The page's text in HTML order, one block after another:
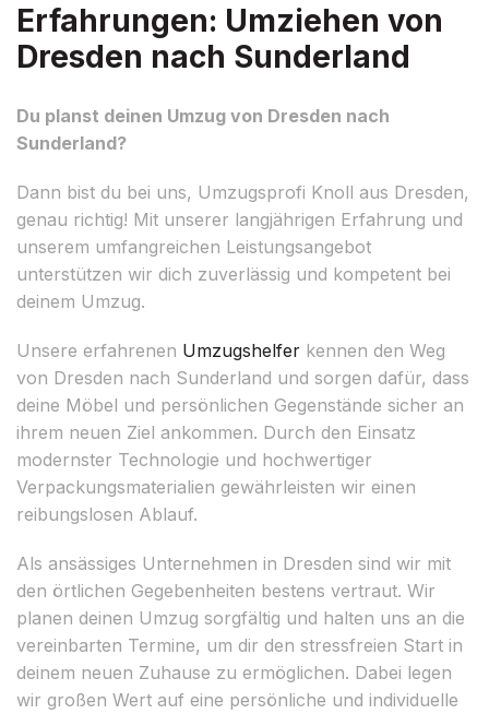
Erfahrungen: Umziehen von
Dresden nach Sunderland
Du planst deinen Umzug von Dresden nach
Sunderland?
Dann bist du bei uns, Umzugsprofi Knoll aus Dresden,
genau richtig! Mit unserer langjährigen Erfahrung und
unserem umfangreichen Leistungsangebot
unterstützen wir dich zuverlässig und kompetent bei
deinem Umzug.
Unsere erfahrenen Umzugshelfer kennen den Weg
von Dresden nach Sunderland und sorgen dafür, dass
deine Möbel und persönlichen Gegenstände sicher an
ihrem neuen Ziel ankommen. Durch den Einsatz
modernster Technologie und hochwertiger
Verpackungsmaterialien gewährleisten wir einen
reibungslosen Ablauf.
Als ansässiges Unternehmen in Dresden sind wir mit
den örtlichen Gegebenheiten bestens vertraut. Wir
planen deinen Umzug sorgfältig und halten uns an die
vereinbarten Termine, um dir den stressfreien Start in
deinem neuen Zuhause zu ermöglichen. Dabei legen
wir großen Wert auf eine persönliche und individuelle